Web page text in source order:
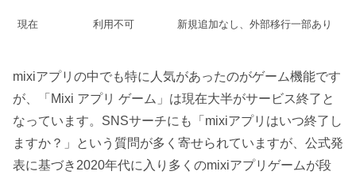
現在 利用不可 新規追加なし、外部移行一部あり
mixiアプリの中でも特に人気があったのがゲーム機能です
が、「Mixi アプリ ゲーム」は現在大半がサービス終了と
なっています。SNSサーチにも「mixiアプリはいつ終了し
ますか？」という質問が多く寄せられていますが、公式発
表に基づき2020年代に入り多くのmixiアプリゲームが段